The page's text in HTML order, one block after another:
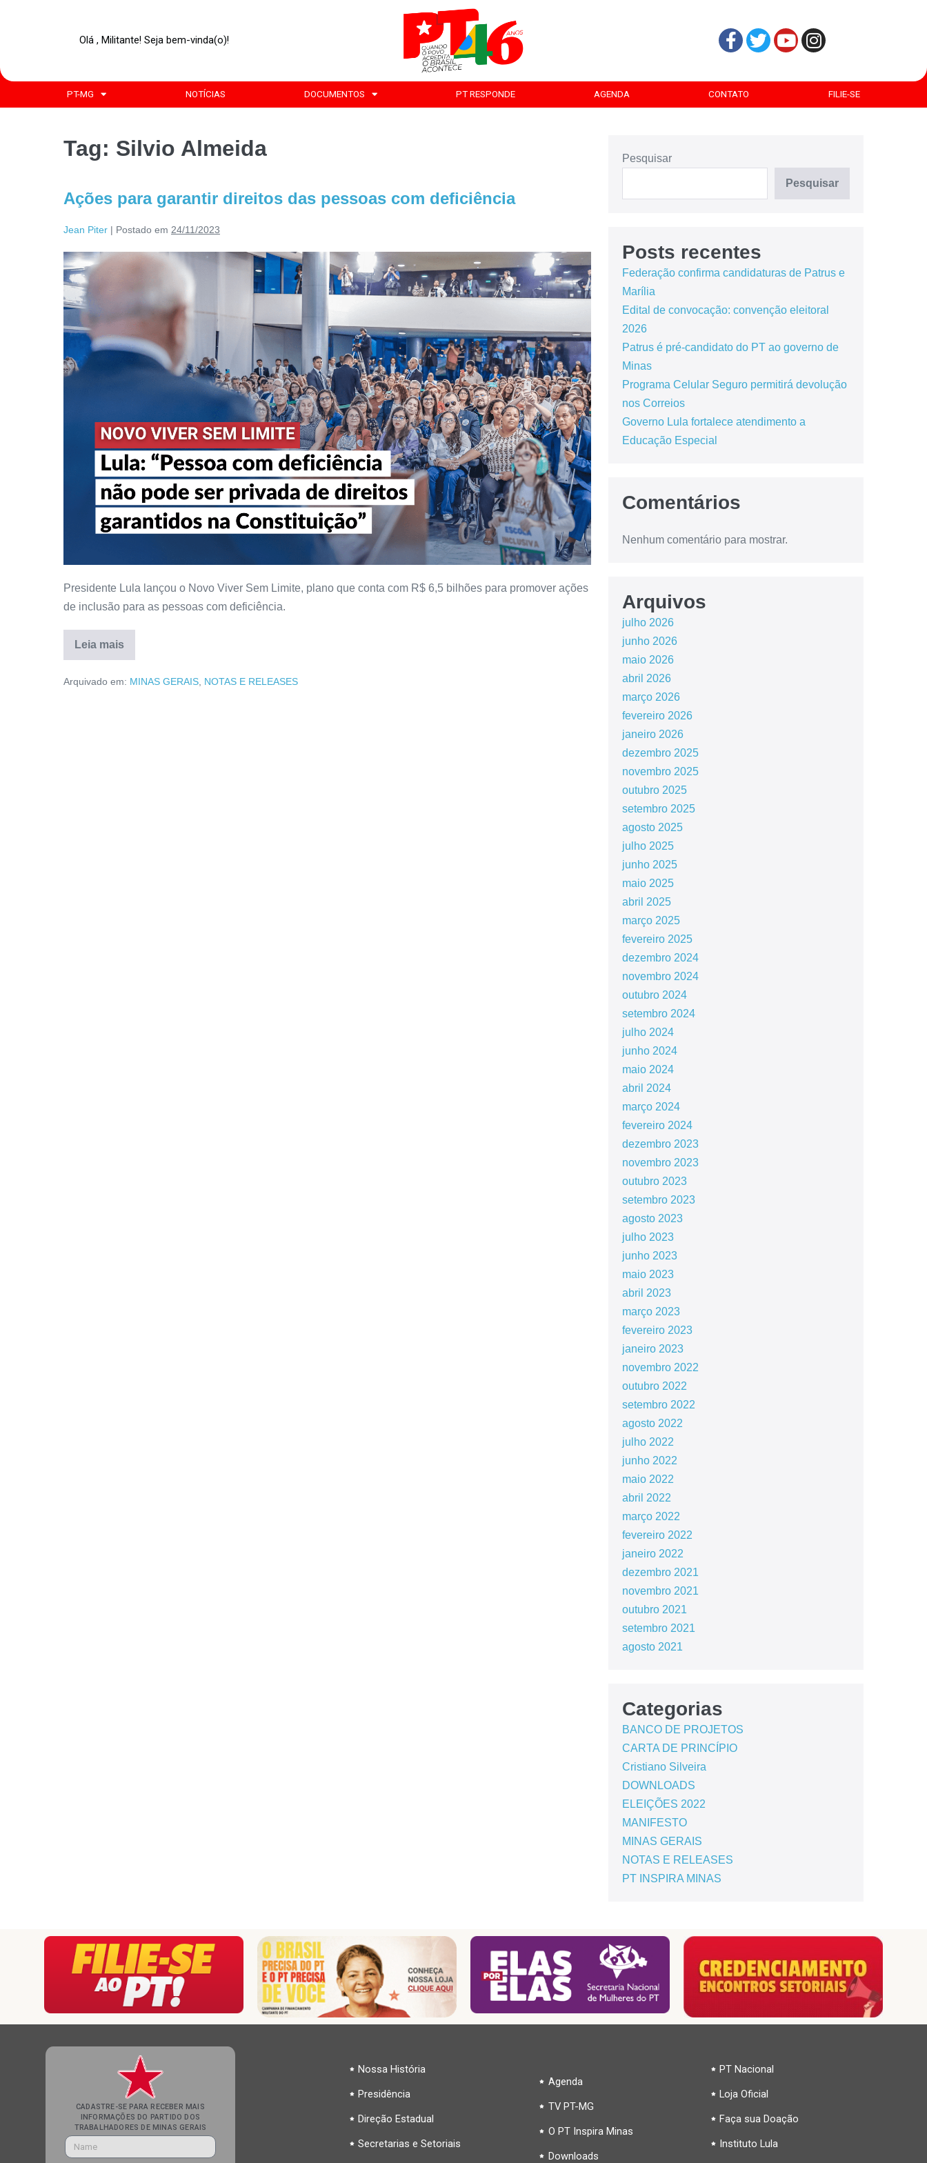
Olá , Militante! Seja bem-vinda(o)!
PT-MG NOTÍCIAS DOCUMENTOS PT RESPONDE AGENDA CONTATO FILIE-SE
Tag: Silvio Almeida
Ações para garantir direitos das pessoas com deficiência
Jean Piter | Postado em 24/11/2023
Presidente Lula lançou o Novo Viver Sem Limite, plano que conta com R$ 6,5 bilhões para promover ações
de inclusão para as pessoas com deficiência.
Leia mais
Arquivado em: MINAS GERAIS, NOTAS E RELEASES
Pesquisar
Pesquisar
Posts recentes
Federação confirma candidaturas de Patrus e
Marília
Edital de convocação: convenção eleitoral
2026
Patrus é pré-candidato do PT ao governo de
Minas
Programa Celular Seguro permitirá devolução
nos Correios
Governo Lula fortalece atendimento a
Educação Especial
Comentários
Nenhum comentário para mostrar.
Arquivos
julho 2026
junho 2026
maio 2026
abril 2026
março 2026
fevereiro 2026
janeiro 2026
dezembro 2025
novembro 2025
outubro 2025
setembro 2025
agosto 2025
julho 2025
junho 2025
maio 2025
abril 2025
março 2025
fevereiro 2025
dezembro 2024
novembro 2024
outubro 2024
setembro 2024
julho 2024
junho 2024
maio 2024
abril 2024
março 2024
fevereiro 2024
dezembro 2023
novembro 2023
outubro 2023
setembro 2023
agosto 2023
julho 2023
junho 2023
maio 2023
abril 2023
março 2023
fevereiro 2023
janeiro 2023
novembro 2022
outubro 2022
setembro 2022
agosto 2022
julho 2022
junho 2022
maio 2022
abril 2022
março 2022
fevereiro 2022
janeiro 2022
dezembro 2021
novembro 2021
outubro 2021
setembro 2021
agosto 2021
Categorias
BANCO DE PROJETOS
CARTA DE PRINCÍPIO
Cristiano Silveira
DOWNLOADS
ELEIÇÕES 2022
MANIFESTO
MINAS GERAIS
NOTAS E RELEASES
PT INSPIRA MINAS
CADASTRE-SE PARA RECEBER MAIS
INFORMAÇÕES DO PARTIDO DOS
TRABALHADORES DE MINAS GERAIS
Nossa História
Presidência
Direção Estadual
Secretarias e Setoriais
Agenda
TV PT-MG
O PT Inspira Minas
Downloads
PT Nacional
Loja Oficial
Faça sua Doação
Instituto Lula